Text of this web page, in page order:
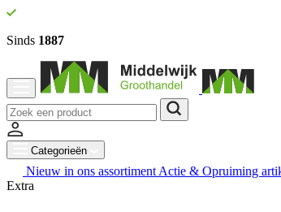
Sinds 1887
Categorieën
Nieuw in ons assortiment Actie & Opruiming
Extra